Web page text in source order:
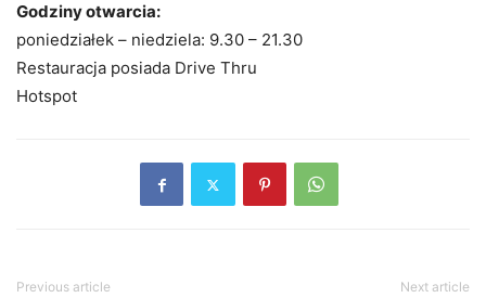
Godziny otwarcia:
poniedziałek – niedziela: 9.30 – 21.30
Restauracja posiada Drive Thru
Hotspot
Previous article Next article